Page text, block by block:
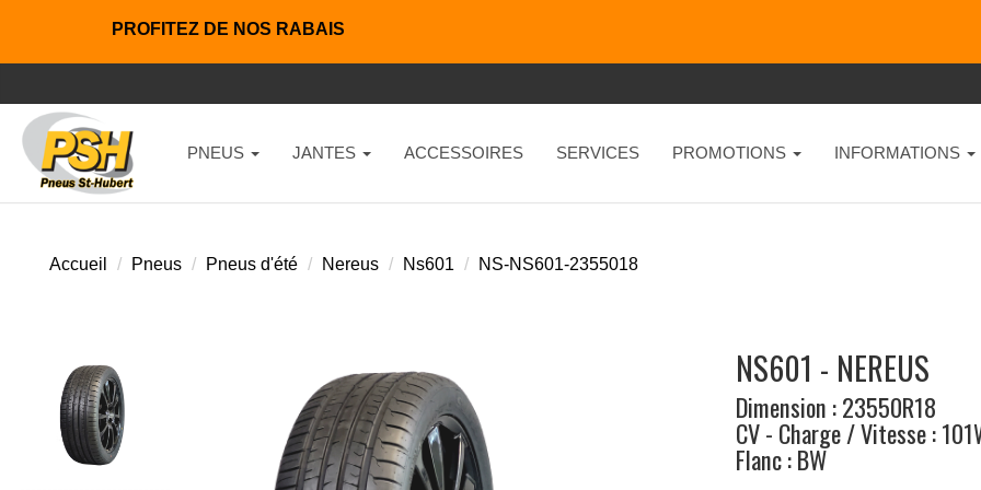
PROFITEZ DE NOS RABAIS
PNEUS JANTES ACCESSOIRES SERVICES PROMOTIONS INFORMATIONS
Accueil Pneus Pneus d'été Nereus Ns601 NS-NS601-2355018
NS601 - NEREUS
Dimension : 23550R18
CV - Charge / Vitesse :
Flanc : BW